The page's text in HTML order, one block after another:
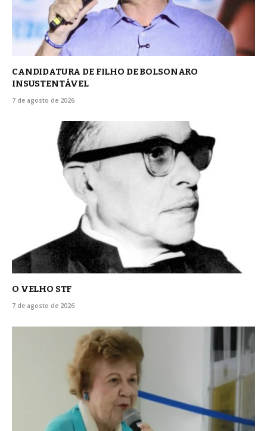
CANDIDATURA DE FILHO DE BOLSONARO
INSUSTENTÁVEL
7 de agosto de 2026
O VELHO STF
7 de agosto de 2026